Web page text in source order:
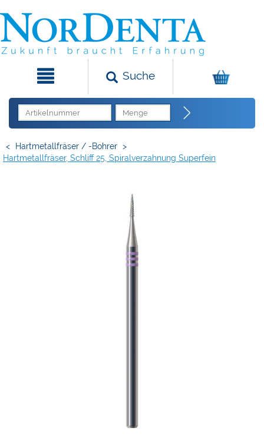
Suche
< Hartmetallfräser / -Bohrer >
Hartmetallfräser, Schliff 25, Spiralverzahnung Superfein